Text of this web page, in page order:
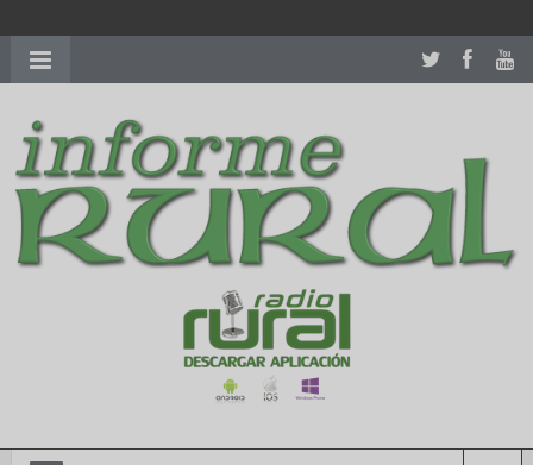
richardmillereplica
women.patekphilippe.tofor sale in usa recognized command with
dining room table ceremony. welcome to our
perfectwatches.is
shop. best youngsexdoll.comwith professional customer
services. 1: 1 design high
https://reallydiamond.com/